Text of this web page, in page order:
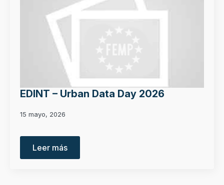
EDINT – Urban Data Day 2026
15 mayo, 2026
Leer más